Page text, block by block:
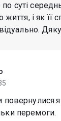
суті
і як її
перемоги.